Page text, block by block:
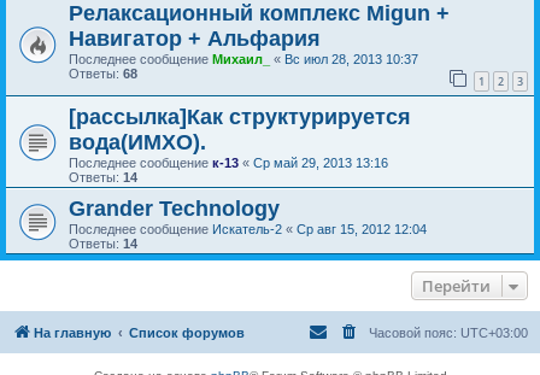
Релаксационный комплекс Migun +
Навигатор + Альфария
Последнее сообщение Михаил_ « Вс июл 28, 2013 10:37
Ответы: 68 1 2 3
[рассылка]Как структурируется
вода(ИМХО).
Последнее сообщение к-13 « Ср май 29, 2013 13:16
Ответы: 14
Grander Technology
Последнее сообщение Искатель-2 « Ср авг 15, 2012 12:04
Ответы: 14
Перейти
На главную Список форумов Часовой пояс: UTC+03:00